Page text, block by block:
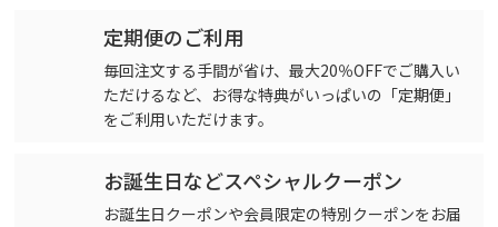
定期便のご利用
毎回注文する手間が省け、最大20％OFFでご購入い
ただけるなど、お得な特典がいっぱいの「定期便」
をご利用いただけます。
お誕生日などスペシャルクーポン
お誕生日クーポンや会員限定の特別クーポンをお届